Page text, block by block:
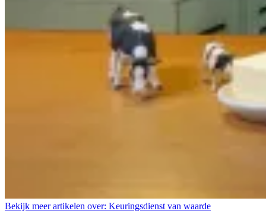
Bekijk meer artikelen over: Keuringsdienst van waarde